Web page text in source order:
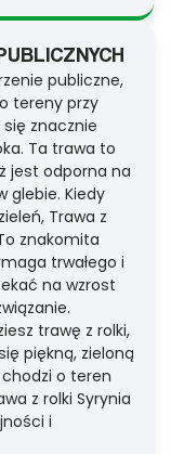
publiczne,
tereny przy
się znacznie
Ta trawa to
jest odporna na
glebie. Kiedy
Trawa z
znakomita
trwałego i
na wzrost
trawę z rolki,
piękną, zieloną
o teren
z rolki Syrynia
i